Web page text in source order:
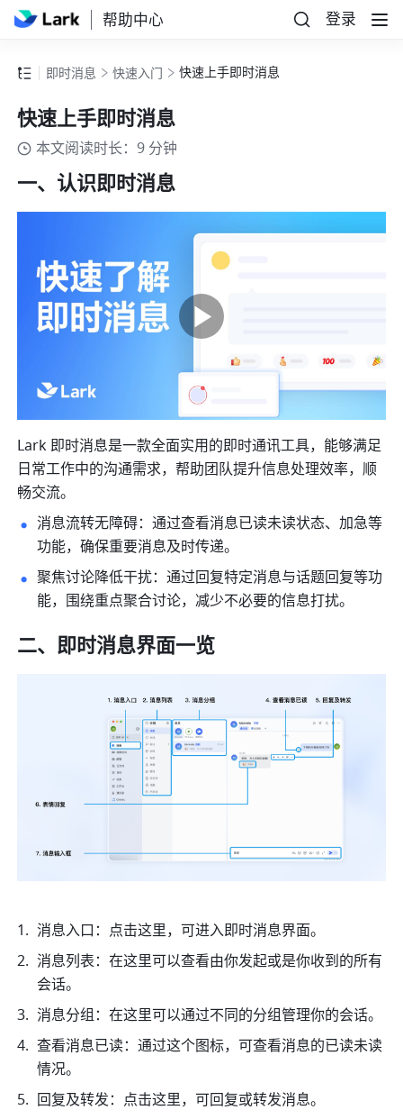
帮助中心 登录
即时消息 快速入门 快速上手即时消息
快速上手即时消息
本文阅读时长：9 分钟
一、认识即时消息
Lark 即时消息是一款全面实用的即时通讯工具，能够满足
日常工作中的沟通需求，帮助团队提升信息处理效率，顺
畅交流。
消息流转无障碍：通过查看消息已读未读状态、加急等
功能，确保重要消息及时传递。
聚焦讨论降低干扰：通过回复特定消息与话题回复等功
能，围绕重点聚合讨论，减少不必要的信息打扰。
二、即时消息界面一览
消息入口：点击这里，可进入即时消息界面。
消息列表：在这里可以查看由你发起或是你收到的所有
会话。
消息分组：在这里可以通过不同的分组管理你的会话。
查看消息已读：通过这个图标，可查看消息的已读未读
情况。
回复及转发：点击这里，可回复或转发消息。